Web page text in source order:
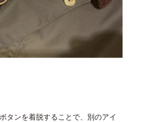
タンを着脱することで、別のアイ